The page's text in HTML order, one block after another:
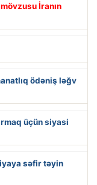
İranın
ödəniş ləğv
üçün siyasi
səfir təyin